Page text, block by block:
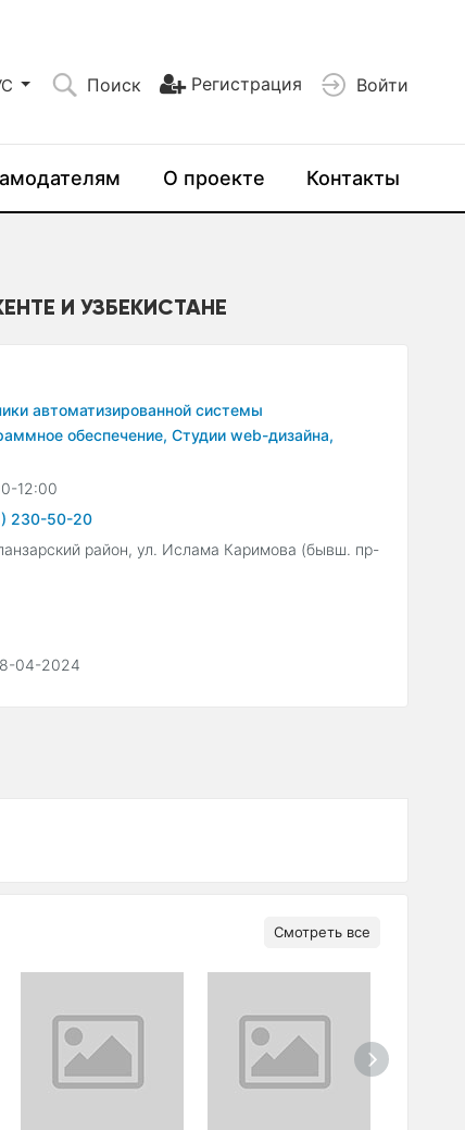
Поиск Регистрация Войти
О проекте Контакты
И УЗБЕКИСТАНЕ
автоматизированной системы
обеспечение, Студии web-дизайна,
12:00
230-50-20
район, ул. Ислама Каримова (бывш. пр-
04-2024
Смотреть все